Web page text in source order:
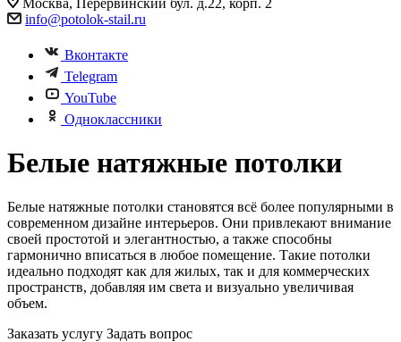
Москва, Перервинский бул. д.22, корп. 2
info@potolok-stail.ru
Вконтакте
Telegram
YouTube
Одноклассники
Белые натяжные потолки
Белые натяжные потолки становятся всё более популярными в
современном дизайне интерьеров. Они привлекают внимание
своей простотой и элегантностью, а также способны
гармонично вписаться в любое помещение. Такие потолки
идеально подходят как для жилых, так и для коммерческих
пространств, добавляя им света и визуально увеличивая
объем.
Заказать услугу Задать вопрос